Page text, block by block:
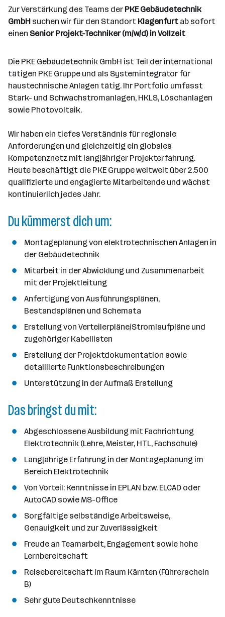
e
l
ld
e
r
t
e
l
n
i
t
g
b
e
r
a
n
d
t
e
Zur Verstärkung des Teams der PKE Gebäudetechnik
GmbH suchen wir für den Standort Klagenfurt ab sofort
einen Senior Projekt-Techniker (m/w/d) in Vollzeit
Die PKE Gebäudetechnik GmbH ist Teil der international
tätigen PKE Gruppe und als Systemintegrator für
haustechnische Anlagen tätig. Ihr Portfolio umfasst
Stark- und Schwachstromanlagen, HKLS, Löschanlagen
sowie Photovoltaik.
Wir haben ein tiefes Verständnis für regionale
Anforderungen und gleichzeitig ein globales
Kompetenznetz mit langjähriger Projekterfahrung.
Heute beschäftigt die PKE Gruppe weltweit über 2.500
qualifizierte und engagierte Mitarbeitende und wächst
kontinuierlich jedes Jahr.
Du kümmerst dich um:
Montageplanung von elektrotechnischen Anlagen in
der Gebäudetechnik
Mitarbeit in der Abwicklung und Zusammenarbeit
mit der Projektleitung
Anfertigung von Ausführungsplänen,
Bestandsplänen und Schemata
Erstellung von Verteilerpläne/Stromlaufpläne und
zugehöriger Kabellisten
Erstellung der Projektdokumentation sowie
detaillierte Funktionsbeschreibungen
Unterstützung in der Aufmaß Erstellung
Das bringst du mit:
Abgeschlossene Ausbildung mit Fachrichtung
Elektrotechnik (Lehre, Meister, HTL, Fachschule)
Langjährige Erfahrung in der Montageplanung im
Bereich Elektrotechnik
Von Vorteil: Kenntnisse in EPLAN bzw. ELCAD oder
AutoCAD sowie MS-Office
Sorgfältige selbständige Arbeitsweise,
Genauigkeit und zur Zuverlässigkeit
Freude an Teamarbeit, Engagement sowie hohe
Lernbereitschaft
Reisebereitschaft im Raum Kärnten (Führerschein
B)
Sehr gute Deutschkenntnisse